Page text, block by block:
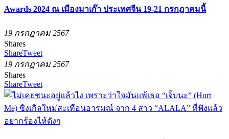
Awards 2024 ณ เมืองมาเก๊า ประเทศจีน 19-21 กรกฎาคมนี้
19 กรกฏาคม 2567
Shares
ShareTweet
19 กรกฏาคม 2567
Shares
ShareTweet